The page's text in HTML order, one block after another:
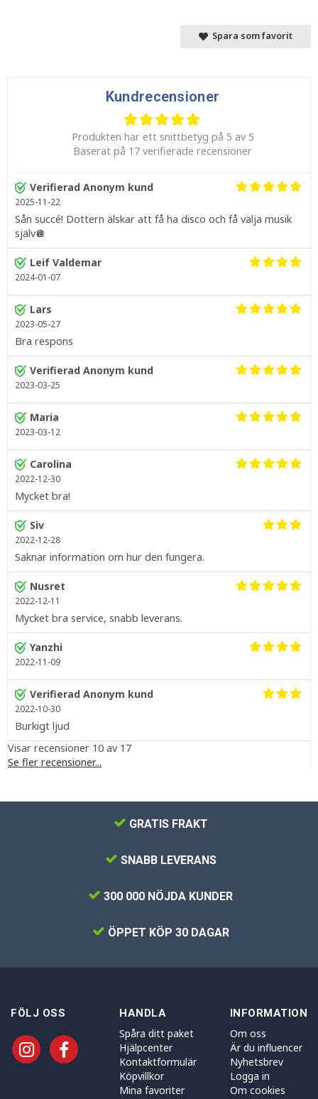
Spara som favorit
Kundrecensioner
Produkten har ett snittbetyg på 5 av 5
Baserat på 17 verifierade recensioner
Verifierad Anonym kund
2025-11-22
Sån succé! Dottern älskar att få ha disco och få välja musik
själv🪩
Leif Valdemar
2024-01-07
Lars
2023-05-27
Bra respons
Verifierad Anonym kund
2023-03-25
Maria
2023-03-12
Carolina
2022-12-30
Mycket bra!
Siv
2022-12-28
Saknar information om hur den fungera.
Nusret
2022-12-11
Mycket bra service, snabb leverans.
Yanzhi
2022-11-09
Verifierad Anonym kund
2022-10-30
Burkigt ljud
Visar recensioner 10 av 17
Se fler recensioner...
GRATIS FRAKT
SNABB LEVERANS
300 000 NÖJDA KUNDER
ÖPPET KÖP 30 DAGAR
FÖLJ OSS HANDLA
Spåra ditt paket
Hjälpcenter
Kontaktformulär
Köpvillkor
Mina favoriter
INFORMATION
Om oss
Är du influencer
Nyhetsbrev
Logga in
Om cookies